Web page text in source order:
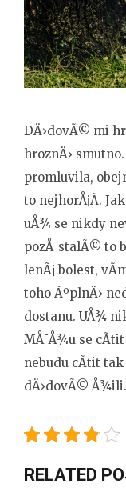
DÄ›dovÃ© mi
hroznÄ›
promluvila,
to nejhorÅ¡Ã­.
uÅ¾ se nikdy
pozÅ¯stalÃ© to
lenÃ¡ bolest,
toho ÃºplnÄ›
dostanu. UÅ¾
MÅ¯Å¾u se
nebudu cÃ­tit tak
dÄ›dovÃ© Å¾ili.
RELATED